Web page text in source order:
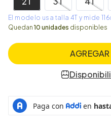
El modelo usa talla 4T y mide
Quedan 10 unidades disponibles